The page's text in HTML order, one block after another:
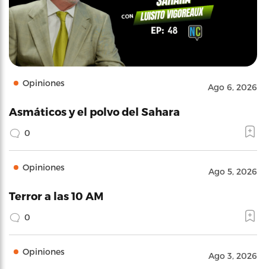
Opiniones Ago 6, 2026
Asmáticos y el polvo del Sahara
0
Opiniones Ago 5, 2026
Terror a las 10 AM
0
Opiniones Ago 3, 2026